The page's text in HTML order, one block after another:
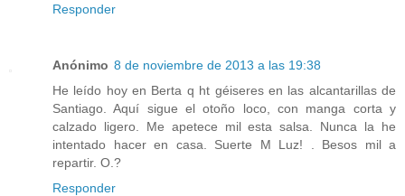
Responder
Anónimo 8 de noviembre de 2013 a las 19:38
He leído hoy en Berta q ht géiseres en las alcantarillas de
Santiago. Aquí sigue el otoño loco, con manga corta y
calzado ligero. Me apetece mil esta salsa. Nunca la he
intentado hacer en casa. Suerte M Luz! . Besos mil a
repartir. O.?
Responder